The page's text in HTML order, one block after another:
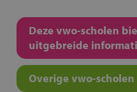
Deze vwo-scholen
uitgebreide
Overige vwo-